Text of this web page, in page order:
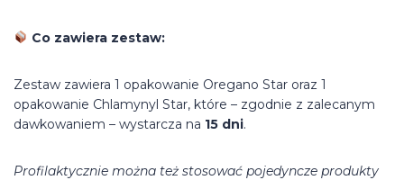
Co zawiera zestaw:
Zestaw zawiera 1 opakowanie Oregano Star oraz 1
opakowanie Chlamynyl Star, które – zgodnie z zalecanym
dawkowaniem – wystarcza na 15 dni.
Profilaktycznie można też stosować pojedyncze produkty